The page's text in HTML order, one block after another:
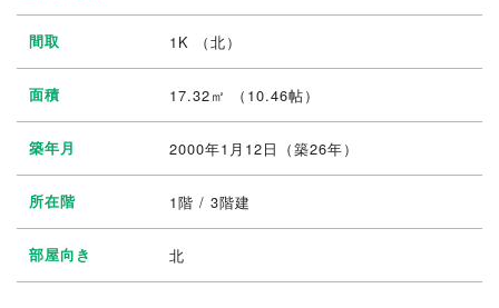
間取 1K （北）
面積 17.32㎡ （10.46帖）
築年月 2000年1月12日（築26年）
所在階 1階 / 3階建
部屋向き 北